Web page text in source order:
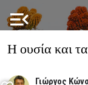
menu_open
Η ουσία και
Γιώργος